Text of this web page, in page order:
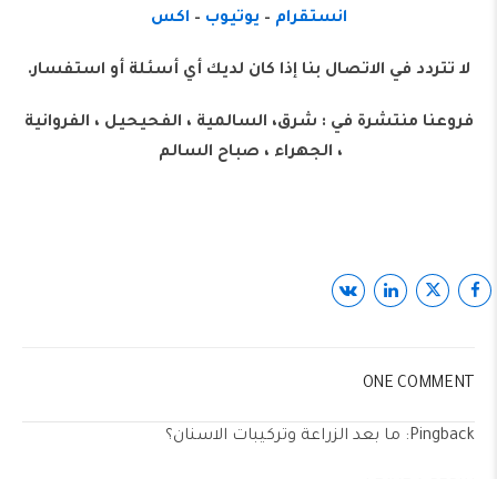
انستقرام – يوتيوب – اكس
لا تتردد في الاتصال بنا إذا كان لديك أي أسئلة أو استفسار.
‏‎‏‎فروعنا منتشرة في : شرق، السالمية ، الفحيحيل ، الفروانية
، الجهراء ، صباح السالم
ONE COMMENT
Pingback: ما بعد الزراعة وتركيبات الاسنان؟